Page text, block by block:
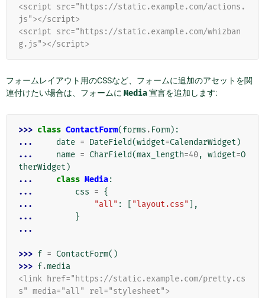
<script src="https://static.example.com/actions.
js"></script>
<script src="https://static.example.com/whizban
g.js"></script>
フォームレイアウト用のCSSなど、フォームに追加のアセットを関
連付けたい場合は、フォームに Media宣言を追加します:
>>> class ContactForm(forms . Form):
...
date = DateField(widget=CalendarWidget )
...
name = CharField(max_length=40, widget=O
therWidget )
...
class Media:
...
css = {
...
"all" : "layout.css"
],
...
}
...
>>> f = ContactForm()
>>> f.media
<link href="https://static.example.com/pretty.cs
s" media="all" rel="stylesheet">